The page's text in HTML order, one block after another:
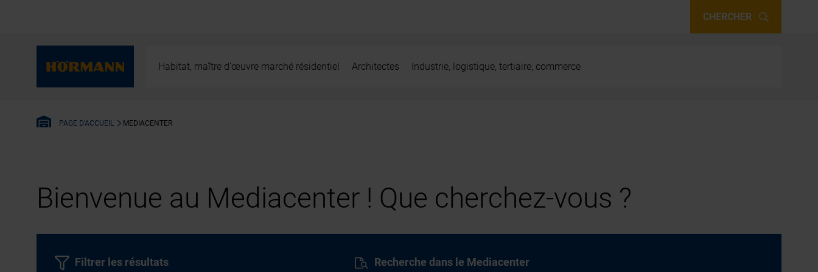
CHERCHER
Habitat, maître d’œuvre marché résidentiel Architectes Industrie, logistique, tertiaire, commerce
PAGE D'ACCUEIL MEDIACENTER
Bienvenue au Mediacenter ! Que cherchez-vous ?
Recherche dans le Mediacenter
Filtrer les résultats